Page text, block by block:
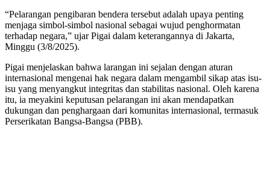
“Pelarangan pengibaran bendera tersebut adalah upaya penting
menjaga simbol-simbol nasional sebagai wujud penghormatan
terhadap negara,” ujar Pigai dalam keterangannya di Jakarta,
Minggu (3/8/2025).
Pigai menjelaskan bahwa larangan ini sejalan dengan aturan
internasional mengenai hak negara dalam mengambil sikap atas isu-
isu yang menyangkut integritas dan stabilitas nasional. Oleh karena
itu, ia meyakini keputusan pelarangan ini akan mendapatkan
dukungan dan penghargaan dari komunitas internasional, termasuk
Perserikatan Bangsa-Bangsa (PBB).